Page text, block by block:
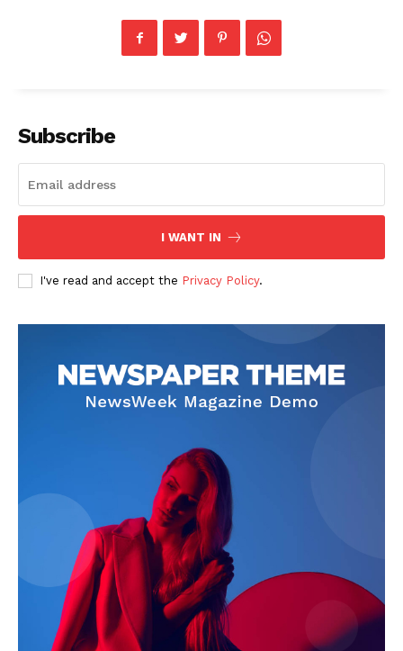
News Week
Company
Contact us
Subscription Plans
My account
Subscribe
I WANT IN
I've read and accept the Privacy Policy.